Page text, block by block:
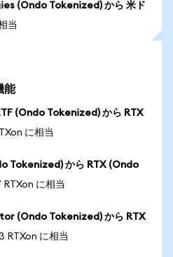
(Ondo Tokenized) から 米ド
当
能
(Ondo Tokenized) から RTX
に相当
Tokenized) から RTX (Ondo
に相当
(Ondo Tokenized) から RTX
RTXon に相当